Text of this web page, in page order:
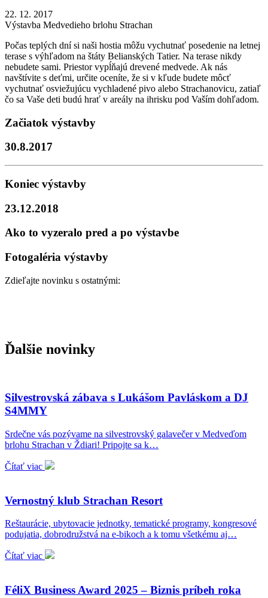
22. 12. 2017
Výstavba Medvedieho brlohu Strachan
Počas teplých dní si naši hostia môžu vychutnať posedenie na letnej
terase s výhľadom na štáty Belianských Tatier. Na terase nikdy
nebudete sami. Priestor vypĺňajú drevené medvede. Ak nás
navštívite s deťmi, určite oceníte, že si v kľude budete môcť
vychutnať osviežujúcu vychladené pivo alebo Strachanovicu, zatiaľ
čo sa Vaše deti budú hrať v areály na ihrisku pod Vaším dohľadom.
Začiatok výstavby
30.8.2017
Koniec výstavby
23.12.2018
Ako to vyzeralo pred a po výstavbe
Fotogaléria výstavby
Zdieľajte novinku s ostatnými:
Ďalšie novinky
Silvestrovská zábava s Lukášom Pavláskom a DJ
S4MMY
Srdečne vás pozývame na silvestrovský galavečer v Medveďom
brlohu Strachan v Ždiari! Pripojte sa k…
Čítať viac
Vernostný klub Strachan Resort
Reštaurácie, ubytovacie jednotky, tematické programy, kongresové
podujatia, dobrodružstvá na e-bikoch a k tomu všetkému aj…
Čítať viac
FéliX Business Award 2025 – Biznis príbeh roka